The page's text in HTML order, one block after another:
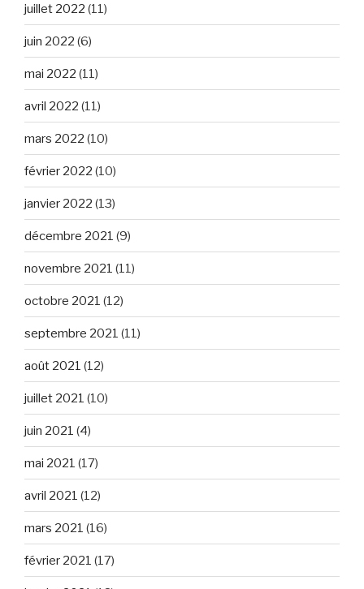
juillet 2022 (11)
juin 2022 (6)
mai 2022 (11)
avril 2022 (11)
mars 2022 (10)
février 2022 (10)
janvier 2022 (13)
décembre 2021 (9)
novembre 2021 (11)
octobre 2021 (12)
septembre 2021 (11)
août 2021 (12)
juillet 2021 (10)
juin 2021 (4)
mai 2021 (17)
avril 2021 (12)
mars 2021 (16)
février 2021 (17)